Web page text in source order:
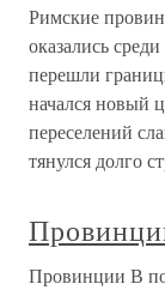
Римские
оказались
перешли
начался новый
переселений
тянулся долго
Провинции В